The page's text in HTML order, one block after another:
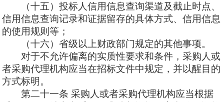
（十五）投标人信用信息查询渠道及截止时点、
信用信息查询记录和证据留存的具体方式、信用信息
的使用规则等；
（十六）省级以上财政部门规定的其他事项。
对于不允许偏离的实质性要求和条件，采购人或
者采购代理机构应当在招标文件中规定，并以醒目的
方式标明。
第二十一条 采购人或者采购代理机构应当根据